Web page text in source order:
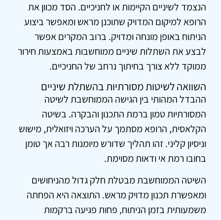
הנצמד לשיניים הקיימות או לחניכיים. הסד מכוון את
הרופא למיקום המדויק שתוכנן מראש ומאפשר ביצוע
הניתוח באופן מונחה ומדויק. ברוב המקרים אפשר
לבצע את השתלות שיניים ממוחשבות באמצעות חירור
ממוקד ללא צורך בחיתוך נרחב של החניכיים.
השוואה לשיטות מסורתיות בהשתלת שיניים
ההבדל המהותי בין הגישה הממוחשבת לשיטה
המסורתיות טמון ברמת התכנון והבקרה. בשיטה
הקלאסית, הרופא מסתמך על הערכה ויזואלית, מישוש
וניסיון קליני. זהו תהליך שדורש מיומנות רבה אך טומן
בחובו רמת אי ודאות מסוימת.
השיטה הממוחשבת מבטלת חלק גדול מהניחושים
ומאפשרת תכנון מדויק מראש. התוצאה היא הפחתה
משמעותית בזמן הניתוח, פחות פגיעה ברקמות